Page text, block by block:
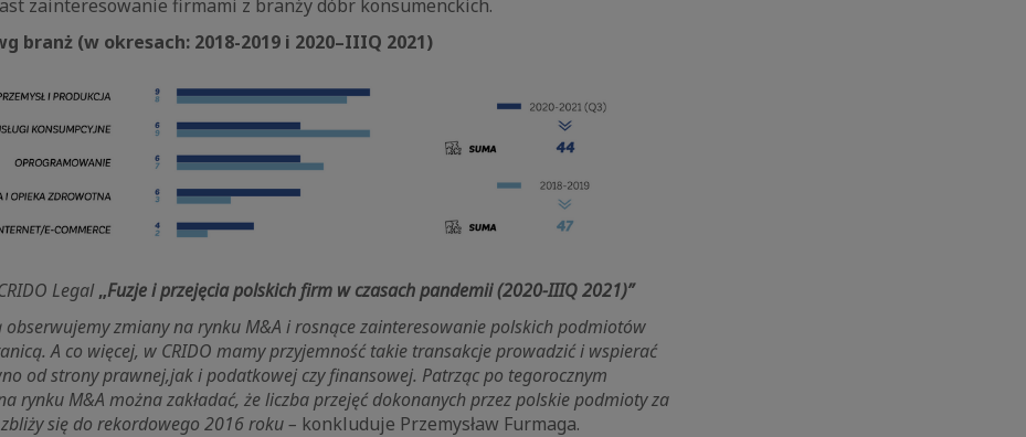
zainteresowanie firmami z branży dóbr konsumenckich.
branż (w okresach: 2018-2019 i 2020–IIIQ 2021)
Legal„Fuzje i przejęcia polskich firm w czasach pandemii (2020-IIIQ 2021)”
zmiany na rynku M&A i rosnące zainteresowanie polskich podmiotów
A co więcej, w CRIDO mamy przyjemność takie transakcje prowadzić i wspierać
od strony prawnej,jak i podatkowej czy finansowej. Patrząc po tegorocznym
rynku M&A można zakładać, że liczba przejęć dokonanych przez polskie podmioty za
się do rekordowego 2016 roku – konkluduje Przemysław Furmaga.